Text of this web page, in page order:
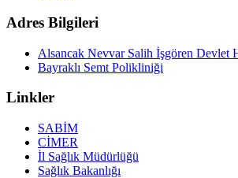
Adres Bilgileri
Alsancak Nevvar Salih İşgören Devlet
Bayraklı Semt Polikliniği
Linkler
SABİM
CİMER
İl Sağlık Müdürlüğü
Sağlık Bakanlığı